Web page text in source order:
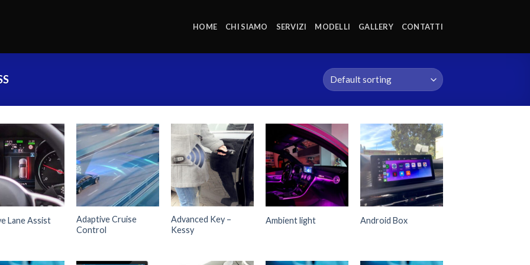
HOME CHI SIAMO SERVIZI MODELLI GALLERY CONTATTI
Lane Assist
Adaptive Cruise
Control
Advanced Key –
Kessy
Ambient light Android Box